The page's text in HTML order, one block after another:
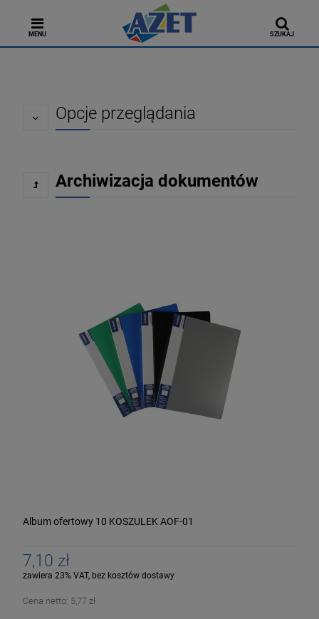
MENU SZUKAJ
Opcje przeglądania
Archiwizacja dokumentów
Album ofertowy 10 KOSZULEK AOF-01
7,10 zł
zawiera 23% VAT, bez kosztów dostawy
Cena netto: 5,77 zł